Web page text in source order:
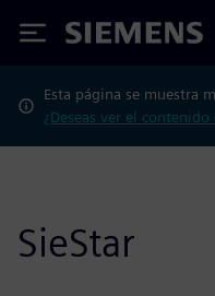
Siemens
Esta página se muestra
¿Deseas ver el contenido
SieStar